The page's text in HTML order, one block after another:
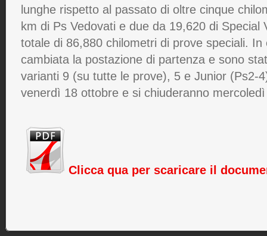
lunghe rispetto al passato di oltre cinque
km di Ps Vedovati e due da 19,620 di Special
totale di 86,880 chilometri di prove speciali.
cambiata la postazione di partenza e sono
varianti 9 (su tutte le prove), 5 e Junior (Ps2-
venerdì 18 ottobre e si chiuderanno
Clicca qua per scaricare il